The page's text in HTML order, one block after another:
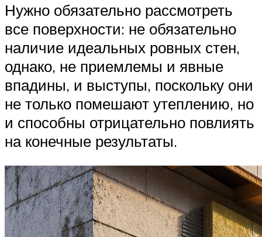
Нужно обязательно рассмотреть
все поверхности: не обязательно
наличие идеальных ровных стен,
однако, не приемлемы и явные
впадины, и выступы, поскольку они
не только помешают утеплению, но
и способны отрицательно повлиять
на конечные результаты.